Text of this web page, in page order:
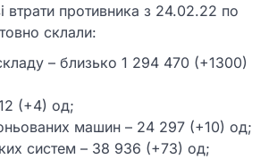
втрати противника з 24.02.22 по
склали:
– близько 1 294 470 (+1300)
(+4) од;
машин – 24 297 (+10) од;
систем – 38 936 (+73) од;